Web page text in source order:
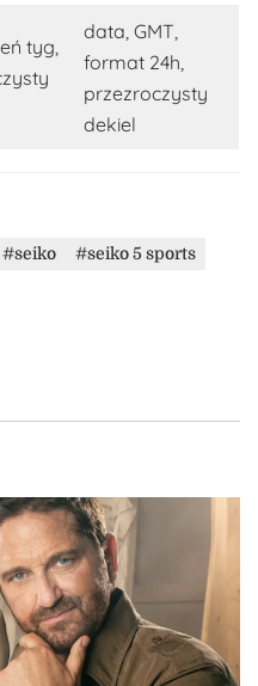
tyg,
data, GMT,
format 24h,
przezroczysty
dekiel
seiko
seiko 5 sports